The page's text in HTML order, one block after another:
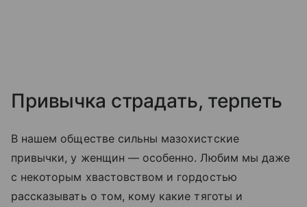
Привычка страдать, терпеть
В нашем обществе сильны мазохистские
привычки, у женщин — особенно. Любим мы даже
с некоторым хвастовством и гордостью
рассказывать о том, кому какие тяготы и